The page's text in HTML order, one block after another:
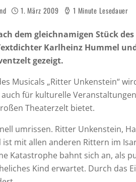
1. März 2009 1 Minute Lesedauer
dem gleichnamigen Stück
Karlheinz Hummel
gezeigt.
Musicals „Ritter Unkenstein“
für kulturelle
Theaterzelt bietet.
umrissen. Ritter Unkenstein,
ist mit allen anderen Rittern im
Katastrophe bahnt sich an, als
Kind erwartet. Durch das